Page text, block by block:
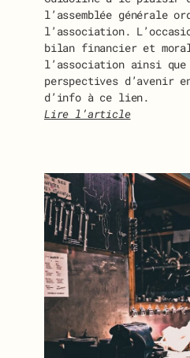
l’assemblée générale
l’association.
bilan financier et
l’association ainsi que
perspectives d’avenir
d’info à ce lien.
Lire l’article
V
I
T
A
T
I
O
N
À
L
’